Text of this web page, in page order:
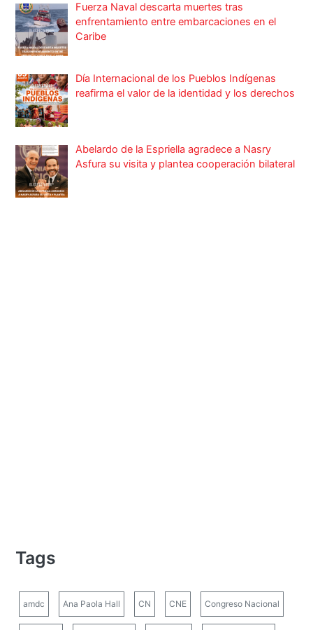
Fuerza Naval descarta muertes tras
enfrentamiento entre embarcaciones en el
Caribe
Día Internacional de los Pueblos Indígenas
reafirma el valor de la identidad y los derechos
Abelardo de la Espriella agradece a Nasry
Asfura su visita y plantea cooperación bilateral
Tags
amdc Ana Paola Hall CN CNE Congreso Nacional